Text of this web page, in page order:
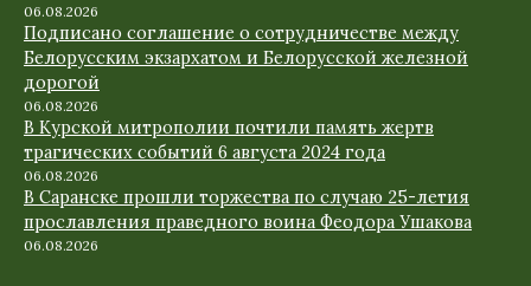
06.08.2026
Подписано соглашение о сотрудничестве между
Белорусским экзархатом и Белорусской железной
дорогой
06.08.2026
В Курской митрополии почтили память жертв
трагических событий 6 августа 2024 года
06.08.2026
В Саранске прошли торжества по случаю 25-летия
прославления праведного воина Феодора Ушакова
06.08.2026